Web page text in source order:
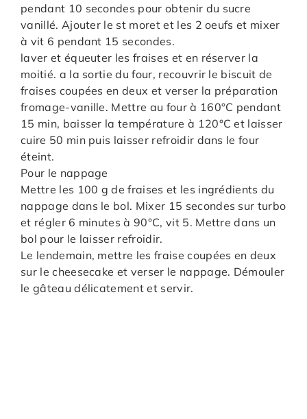
pendant 10 secondes pour obtenir du sucre
vanillé. Ajouter le st moret et les 2 oeufs et mixer
à vit 6 pendant 15 secondes.
laver et équeuter les fraises et en réserver la
moitié. a la sortie du four, recouvrir le biscuit de
fraises coupées en deux et verser la préparation
fromage-vanille. Mettre au four à 160°C pendant
15 min, baisser la température à 120°C et laisser
cuire 50 min puis laisser refroidir dans le four
éteint.
Pour le nappage
Mettre les 100 g de fraises et les ingrédients du
nappage dans le bol. Mixer 15 secondes sur turbo
et régler 6 minutes à 90°C, vit 5. Mettre dans un
bol pour le laisser refroidir.
Le lendemain, mettre les fraise coupées en deux
sur le cheesecake et verser le nappage. Démouler
le gâteau délicatement et servir.